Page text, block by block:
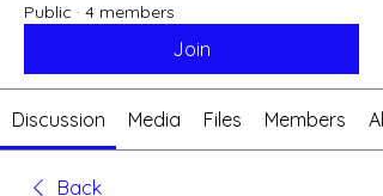
Public · 4 members
Join
Discussion Media Files Members
Back